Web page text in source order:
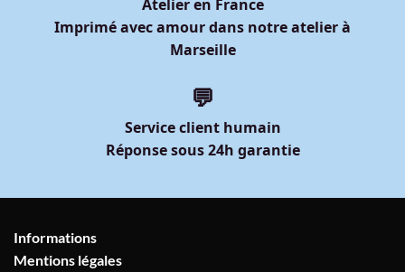
Atelier en France
Imprimé avec amour dans notre atelier à
Marseille
💬
Service client humain
Réponse sous 24h garantie
Informations
Mentions légales